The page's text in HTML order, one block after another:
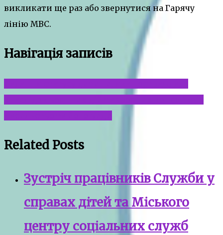
викликати ще раз або звернутися на Гарячу
лінію МВС.
Навігація записів
Related Posts
Зустріч працівників Служби у
справах дітей та Міського
центру соціальних служб